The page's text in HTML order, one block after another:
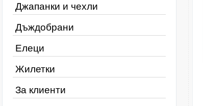
Джапанки и чехли
Дъждобрани
Елеци
Жилетки
За клиенти